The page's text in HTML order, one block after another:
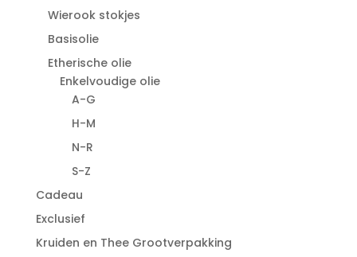
Wierook stokjes
Basisolie
Etherische olie
Enkelvoudige olie
A-G
H-M
N-R
S-Z
Cadeau
Exclusief
Kruiden en Thee Grootverpakking